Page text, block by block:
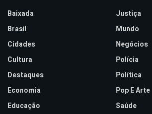
Baixada
Brasil
Cidades
Cultura
Destaques
Economia
Educação
Justiça
Mundo
Negócios
Polícia
Política
Pop E Arte
Saúde